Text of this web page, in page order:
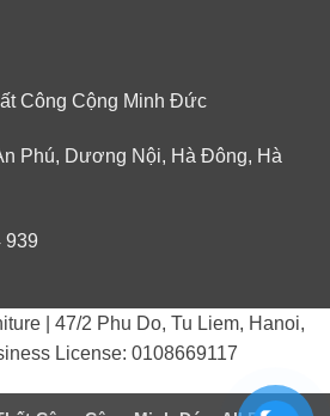
Công Cộng Minh Đức
Phú, Dương Nội, Hà Đông, Hà
939
| 47/2 Phu Do, Tu Liem, Hanoi,
License: 0108669117